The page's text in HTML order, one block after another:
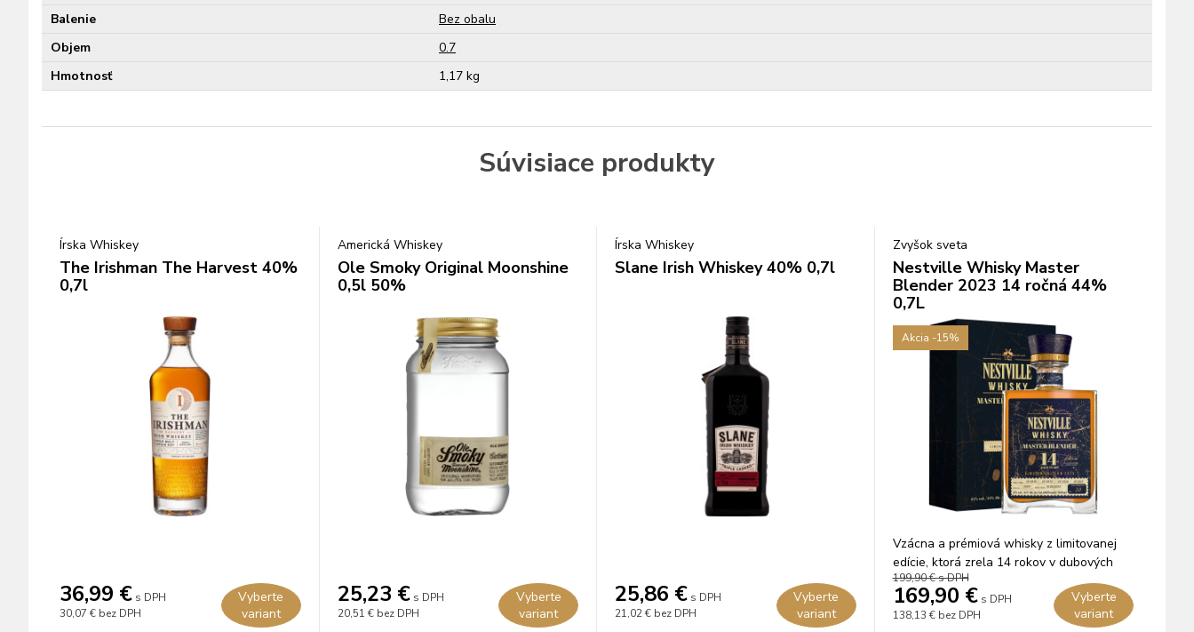
Balenie
Bez obalu
Objem
0.7
Hmotnosť
1,17 kg
Súvisiace produkty
Írska Whiskey
The Irishman The Harvest 40%
0,7l
36,99 € s DPH
30,07 € bez DPH
Vyberte
variant
Americká Whiskey
Ole Smoky Original Moonshine
0,5l 50%
25,23 € s DPH
20,51 € bez DPH
Vyberte
variant
Írska Whiskey
Slane Irish Whiskey 40% 0,7l
25,86 € s DPH
21,02 € bez DPH
Vyberte
variant
Zvyšok sveta
Nestville Whisky Master
Blender 2023 14 ročná 44%
0,7L
Akcia -15%
Vzácna a prémiová whisky z limitovanej
edície, ktorá zrela 14 rokov v dubových
sudoch po rume.
199,90 €s DPH
169,90 € s DPH
138,13 € bez DPH
Vyberte
variant